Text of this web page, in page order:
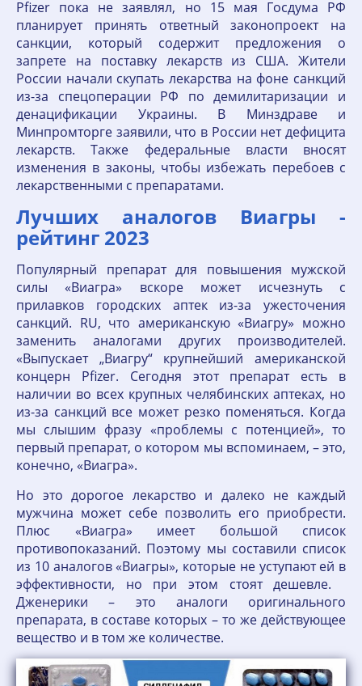
Pfizer пока не заявлял, но 15 мая Госдума РФ
планирует принять ответный законопроект на
санкции, который содержит предложения о
запрете на поставку лекарств из США. Жители
России начали скупать лекарства на фоне санкций
из-за спецоперации РФ по демилитаризации и
денацификации Украины. В Минздраве и
Минпромторге заявили, что в России нет дефицита
лекарств. Также федеральные власти вносят
изменения в законы, чтобы избежать перебоев с
лекарственными с препаратами.
Лучших аналогов Виагры -
рейтинг 2023
Популярный препарат для повышения мужской
силы «Виагра» вскоре может исчезнуть с
прилавков городских аптек из-за ужесточения
санкций. RU, что американскую «Виагру» можно
заменить аналогами других производителей.
«Выпускает „Виагру“ крупнейший американской
концерн Pfizer. Сегодня этот препарат есть в
наличии во всех крупных челябинских аптеках, но
из-за санкций все может резко поменяться. Когда
мы слышим фразу «проблемы с потенцией», то
первый препарат, о котором мы вспоминаем, – это,
конечно, «Виагра».
Но это дорогое лекарство и далеко не каждый
мужчина может себе позволить его приобрести.
Плюс «Виагра» имеет большой список
противопоказаний. Поэтому мы составили список
из 10 аналогов «Виагры», которые не уступают ей в
эффективности, но при этом стоят дешевле.
Дженерики – это аналоги оригинального
препарата, в составе которых – то же действующее
вещество и в том же количестве.